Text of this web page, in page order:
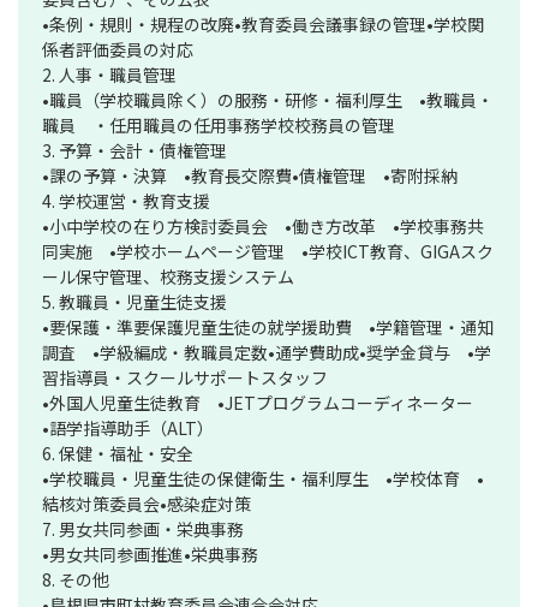
•条例・規則・規程の改廃•教育委員会議事録の管理•学校関
係者評価委員の対応
2. 人事・職員管理
•職員（学校職員除く）の服務・研修・福利厚生 •教職員・
職員 ・任用職員の任用事務学校校務員の管理
3. 予算・会計・債権管理
•課の予算・決算 •教育長交際費•債権管理 •寄附採納
4. 学校運営・教育支援
•小中学校の在り方検討委員会 •働き方改革 •学校事務共
同実施 •学校ホームページ管理 •学校ICT教育、GIGAスク
ール保守管理、校務支援システム
5. 教職員・児童生徒支援
•要保護・準要保護児童生徒の就学援助費 •学籍管理・通知
調査 •学級編成・教職員定数•通学費助成•奨学金貸与 •学
習指導員・スクールサポートスタッフ
•外国人児童生徒教育 •JETプログラムコーディネーター
•語学指導助手（ALT）
6. 保健・福祉・安全
•学校職員・児童生徒の保健衛生・福利厚生 •学校体育 •
結核対策委員会•感染症対策
7. 男女共同参画・栄典事務
•男女共同参画推進•栄典事務
8. その他